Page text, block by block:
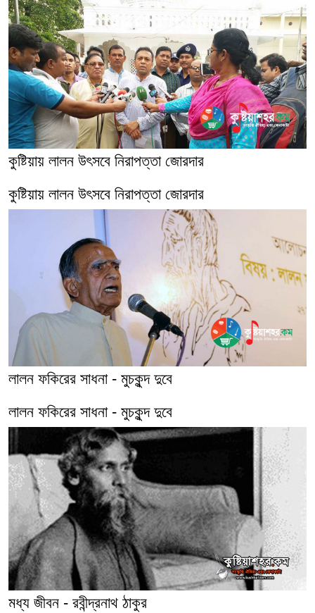
কুষ্টিয়ায় লালন উৎসবে নিরাপত্তা জোরদার
কুষ্টিয়ায় লালন উৎসবে নিরাপত্তা জোরদার
লালন ফকিরের সাধনা - মুচকুন্দ দুবে
লালন ফকিরের সাধনা - মুচকুন্দ দুবে
মধ্য জীবন - রবীন্দ্রনাথ ঠাকুর